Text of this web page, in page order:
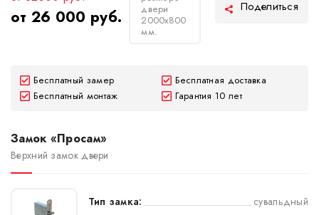
от 26 000 руб.
двери
2000х800
мм.
Бесплатный замер
Бесплатная доставка
Бесплатный монтаж
Гарантия 10 лет
Замок «Просам»
Верхний замок двери
Тип замка:
сувальдный